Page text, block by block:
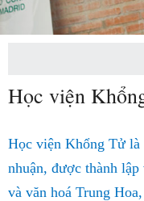
Học viện
Học viện Khổng Tử
nhuận, được thành
và văn hoá Trung